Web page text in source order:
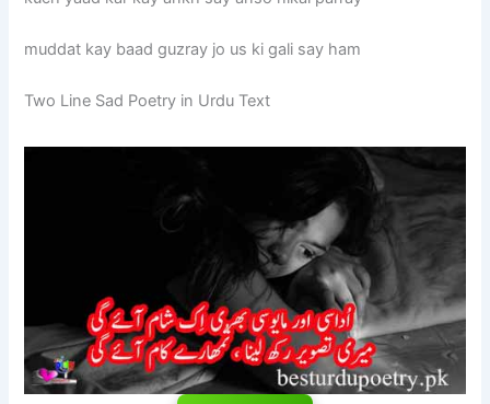
muddat kay baad guzray jo us ki gali say ham
Two Line Sad Poetry in Urdu Text